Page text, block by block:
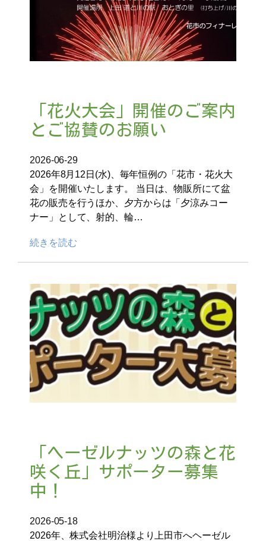
「花火大会」開催のご案内
とご協賛のお願い
2026-06-29
2026年8月12日(水)、毎年恒例の「花市・花火大
会」を開催いたします。 当日は、物販所にて盆
花の販売を行うほか、夕方からは「夕涼みコー
ナー」として、射的、輪…
続きを読む
「ヘーゼルナッツの森と花
咲く丘」サポーター募集
中！
2026-05-18
2026年、株式会社明治様より上田市へヘーゼル